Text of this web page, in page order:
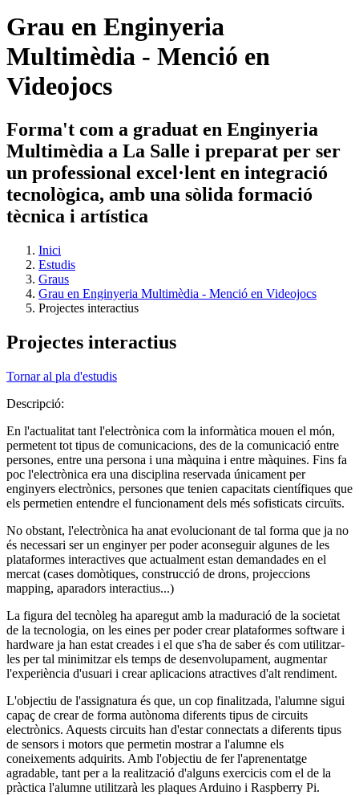
Grau en Enginyeria
Multimèdia - Menció en
Videojocs
Forma't com a graduat en Enginyeria
Multimèdia a La Salle i preparat per ser
un professional excel·lent en integració
tecnològica, amb una sòlida formació
tècnica i artística
Inici
Estudis
Graus
Grau en Enginyeria Multimèdia - Menció en Videojocs
Projectes interactius
Projectes interactius
Tornar al pla d'estudis
Descripció:
En l'actualitat tant l'electrònica com la informàtica mouen el món,
permetent tot tipus de comunicacions, des de la comunicació entre
persones, entre una persona i una màquina i entre màquines. Fins fa
poc l'electrònica era una disciplina reservada únicament per
enginyers electrònics, persones que tenien capacitats científiques que
els permetien entendre el funcionament dels més sofisticats circuïts.
No obstant, l'electrònica ha anat evolucionant de tal forma que ja no
és necessari ser un enginyer per poder aconseguir algunes de les
plataformes interactives que actualment estan demandades en el
mercat (cases domòtiques, construcció de drons, projeccions
mapping, aparadors interactius...)
La figura del tecnòleg ha aparegut amb la maduració de la societat
de la tecnologia, on les eines per poder crear plataformes software i
hardware ja han estat creades i el que s'ha de saber és com utilitzar-
les per tal minimitzar els temps de desenvolupament, augmentar
l'experiència d'usuari i crear aplicacions atractives d'alt rendiment.
L'objectiu de l'assignatura és que, un cop finalitzada, l'alumne sigui
capaç de crear de forma autònoma diferents tipus de circuits
electrònics. Aquests circuits han d'estar connectats a diferents tipus
de sensors i motors que permetin mostrar a l'alumne els
coneixements adquirits. Amb l'objectiu de fer l'aprenentatge
agradable, tant per a la realització d'alguns exercicis com el de la
pràctica l'alumne utilitzarà les plaques Arduino i Raspberry Pi.